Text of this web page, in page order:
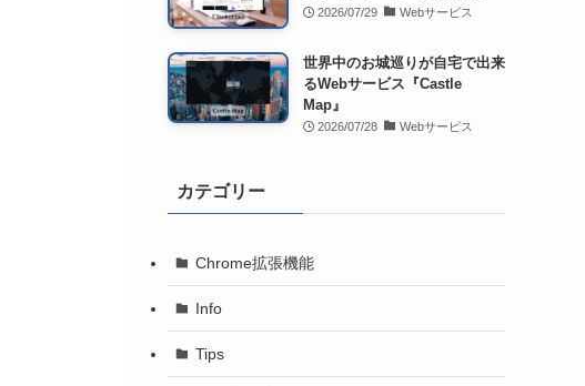
2026/07/29 Webサービス
世界中のお城巡りが自宅で出来
るWebサービス『Castle
Map』
2026/07/28 Webサービス
カテゴリー
Chrome拡張機能
Info
Tips